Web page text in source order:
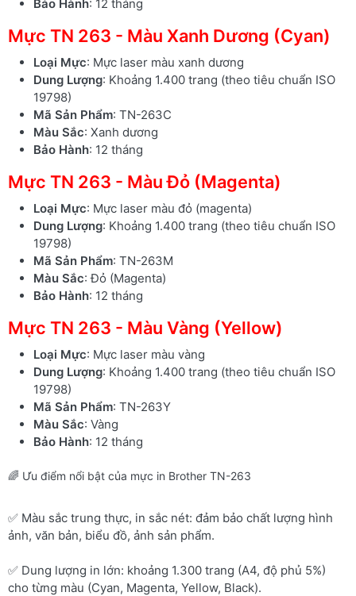
Bảo Hành: 12 tháng
Mực TN 263 - Màu Xanh Dương (Cyan)
Loại Mực: Mực laser màu xanh dương
Dung Lượng: Khoảng 1.400 trang (theo tiêu chuẩn ISO
19798)
Mã Sản Phẩm: TN-263C
Màu Sắc: Xanh dương
Bảo Hành: 12 tháng
Mực TN 263 - Màu Đỏ (Magenta)
Loại Mực: Mực laser màu đỏ (magenta)
Dung Lượng: Khoảng 1.400 trang (theo tiêu chuẩn ISO
19798)
Mã Sản Phẩm: TN-263M
Màu Sắc: Đỏ (Magenta)
Bảo Hành: 12 tháng
Mực TN 263 - Màu Vàng (Yellow)
Loại Mực: Mực laser màu vàng
Dung Lượng: Khoảng 1.400 trang (theo tiêu chuẩn ISO
19798)
Mã Sản Phẩm: TN-263Y
Màu Sắc: Vàng
Bảo Hành: 12 tháng
🌈 Ưu điểm nổi bật của mực in Brother TN-263
✅ Màu sắc trung thực, in sắc nét: đảm bảo chất lượng hình
ảnh, văn bản, biểu đồ, ảnh sản phẩm.
✅ Dung lượng in lớn: khoảng 1.300 trang (A4, độ phủ 5%)
cho từng màu (Cyan, Magenta, Yellow, Black).